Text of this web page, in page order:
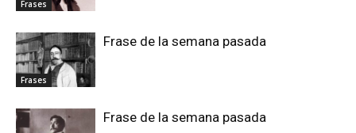
Frases
Frases
Frase de la semana pasada
Frase de la semana pasada